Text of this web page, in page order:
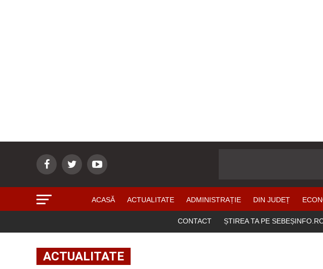
ACASĂ ACTUALITATE ADMINISTRAȚIE DIN JUDEȚ
CONTACT ȘTIREA TA PE
ACTUALITATE